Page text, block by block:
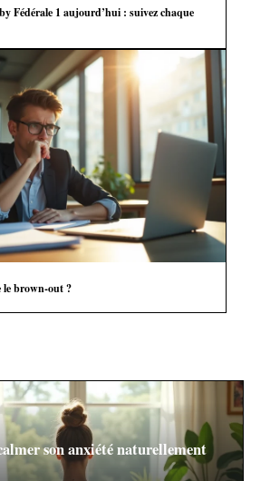
Fédérale 1 aujourd’hui : suivez chaque
le brown-out ?
son anxiété naturellement